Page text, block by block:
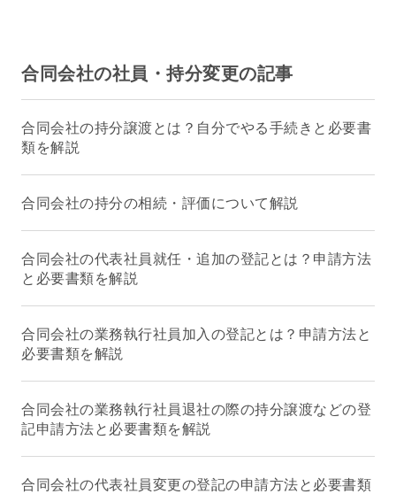
合同会社の社員・持分変更の記事
合同会社の持分譲渡とは？自分でやる手続きと必要書
類を解説
合同会社の持分の相続・評価について解説
合同会社の代表社員就任・追加の登記とは？申請方法
と必要書類を解説
合同会社の業務執行社員加入の登記とは？申請方法と
必要書類を解説
合同会社の業務執行社員退社の際の持分譲渡などの登
記申請方法と必要書類を解説
合同会社の代表社員変更の登記の申請方法と必要書類